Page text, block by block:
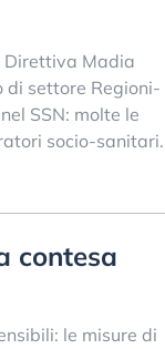
Direttiva Madia
di settore Regioni-
SSN: molte le
socio-sanitari.
contesa
le misure di